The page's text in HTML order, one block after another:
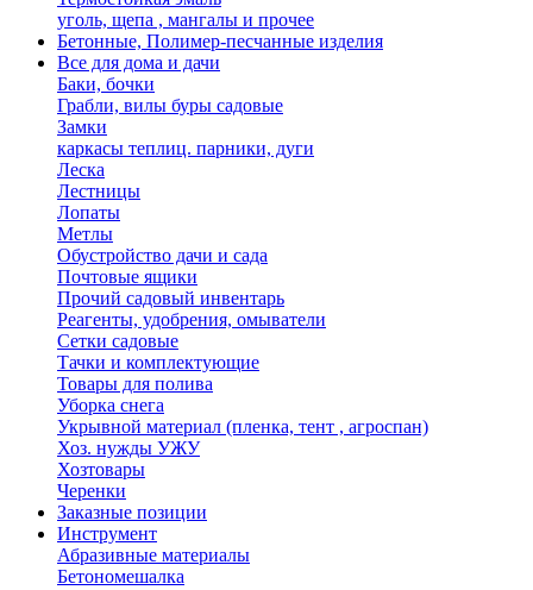
уголь, щепа , мангалы и прочее
Бетонные, Полимер-песчанные изделия
Все для дома и дачи
Баки, бочки
Грабли, вилы буры садовые
Замки
каркасы теплиц. парники, дуги
Леска
Лестницы
Лопаты
Метлы
Обустройство дачи и сада
Почтовые ящики
Прочий садовый инвентарь
Реагенты, удобрения, омыватели
Сетки садовые
Тачки и комплектующие
Товары для полива
Уборка снега
Укрывной материал (пленка, тент , агроспан)
Хоз. нужды УЖУ
Хозтовары
Черенки
Заказные позиции
Инструмент
Абразивные материалы
Бетономешалка